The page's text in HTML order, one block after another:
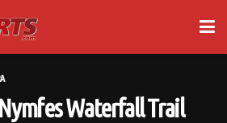
Waterfall Trail